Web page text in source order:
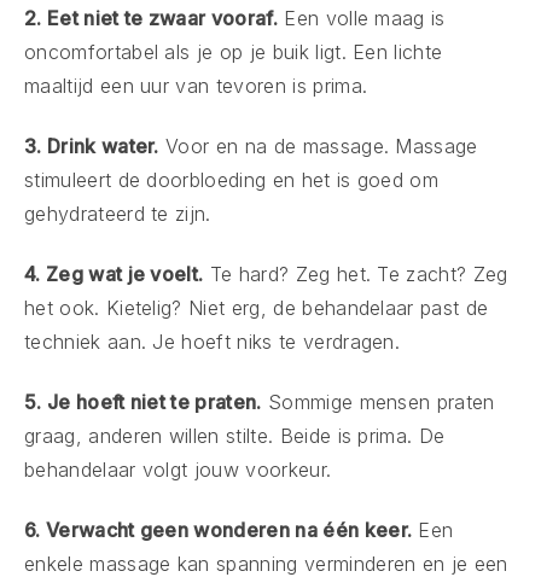
2. Eet niet te zwaar vooraf.Een volle maag is
oncomfortabel als je op je buik ligt. Een lichte
maaltijd een uur van tevoren is prima.
3. Drink water. Voor en na de massage. Massage
stimuleert de doorbloeding en het is goed om
gehydrateerd te zijn.
4. Zeg wat je voelt. Te hard? Zeg het. Te zacht? Zeg
het ook. Kietelig? Niet erg, de behandelaar past de
techniek aan. Je hoeft niks te verdragen.
5. Je hoeft niet te praten. Sommige mensen praten
graag, anderen willen stilte. Beide is prima. De
behandelaar volgt jouw voorkeur.
6. Verwacht geen wonderen na één keer. Een
enkele massage kan spanning verminderen en je een